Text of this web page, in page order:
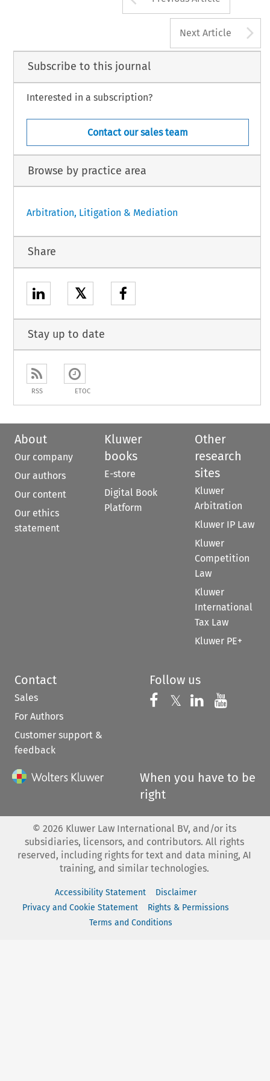
Next Article
Subscribe to this journal
Interested in a subscription?
Contact our sales team
Browse by practice area
Arbitration, Litigation & Mediation
Share
𝕏
Stay up to date
RSS ETOC
About
Our company
Our authors
Our content
Our ethics
statement
Kluwer
books
E-store
Digital Book
Platform
Other
research
sites
Kluwer
Arbitration
Kluwer IP Law
Kluwer
Competition
Law
Kluwer
International
Tax Law
Kluwer PE+
Contact
Sales
For Authors
Customer support &
feedback
Follow us
Follow us on
𝕏 Follow us on
Follow us
When you have to be
right
© 2026 Kluwer Law International BV, and/or its
subsidiaries, licensors, and contributors. All rights
reserved, including rights for text and data mining, AI
training, and similar technologies.
Accessibility Statement
Disclaimer
Privacy and Cookie Statement
Rights & Permissions
Terms and Conditions